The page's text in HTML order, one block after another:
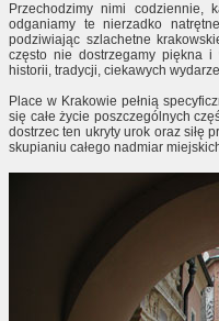
Przechodzimy nimi codziennie,
odganiamy te nierzadko
podziwiając szlachetne
często nie dostrzegamy piękna
historii, tradycji, ciekawych
Place w Krakowie pełnią
się całe życie poszczególnych
dostrzec ten ukryty urok oraz siłę
skupianiu całego nadmiar